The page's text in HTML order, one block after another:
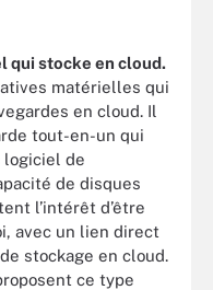
qui stocke en cloud.
matérielles qui
en cloud. Il
tout-en-un qui
logiciel de
de disques
l’intérêt d’être
avec un lien direct
stockage en cloud.
ce type